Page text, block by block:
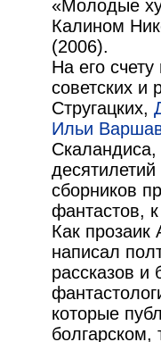
«Молодые
Калином
(2006).
На его
советских и
Стругацких,
Ильи
сборников
фантастов,
Как прозаик
написал
рассказов и
которые
болгарском,